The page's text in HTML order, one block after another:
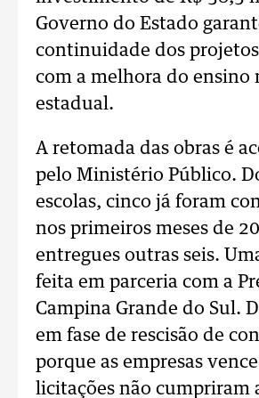
Governo do Estado
continuidade dos
com a melhora do ensino
estadual.
A retomada das obras é
pelo Ministério Público.
escolas, cinco já foram
nos primeiros meses de
entregues outras seis.
feita em parceria com a
Campina Grande do Sul.
em fase de rescisão de
porque as empresas
licitações não cumpriram